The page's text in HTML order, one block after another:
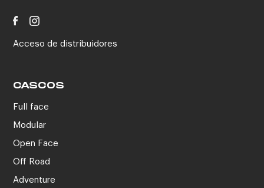
Acceso de distribuidores
CASCOS
Full face
Modular
Open Face
Off Road
Adventure